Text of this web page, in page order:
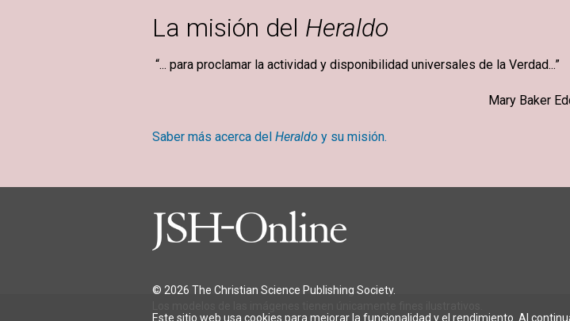
La misión del Heraldo
“... para proclamar la actividad y disponibilidad universales de la Verdad...”
Mary Baker
Saber más acerca del Heraldo y su misión.
© 2026 The Christian Science Publishing Society.
Este sitio web usa cookies para mejorar la funcionalidad y el rendimiento. Al